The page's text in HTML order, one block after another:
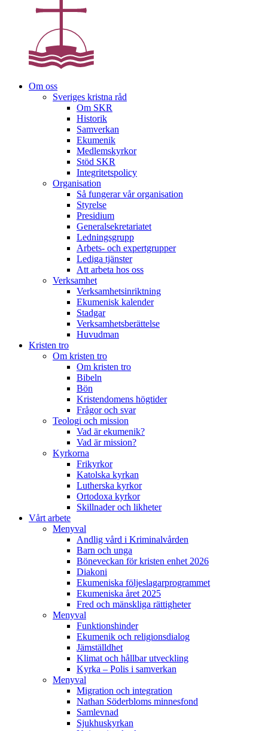
Om oss
Sveriges kristna råd
Om SKR
Historik
Samverkan
Ekumenik
Medlemskyrkor
Stöd SKR
Integritetspolicy
Organisation
Så fungerar vår organisation
Styrelse
Presidium
Generalsekretariatet
Ledningsgrupp
Arbets- och expertgrupper
Lediga tjänster
Att arbeta hos oss
Verksamhet
Verksamhetsinriktning
Ekumenisk kalender
Stadgar
Verksamhetsberättelse
Huvudman
Kristen tro
Om kristen tro
Om kristen tro
Bibeln
Bön
Kristendomens högtider
Frågor och svar
Teologi och mission
Vad är ekumenik?
Vad är mission?
Kyrkorna
Frikyrkor
Katolska kyrkan
Lutherska kyrkor
Ortodoxa kyrkor
Skillnader och likheter
Vårt arbete
Menyval
Andlig vård i Kriminalvården
Barn och unga
Böneveckan för kristen enhet 2026
Diakoni
Ekumeniska följeslagarprogrammet
Ekumeniska året 2025
Fred och mänskliga rättigheter
Menyval
Funktionshinder
Ekumenik och religionsdialog
Jämställdhet
Klimat och hållbar utveckling
Kyrka – Polis i samverkan
Menyval
Migration och integration
Nathan Söderbloms minnesfond
Samlevnad
Sjukhuskyrkan